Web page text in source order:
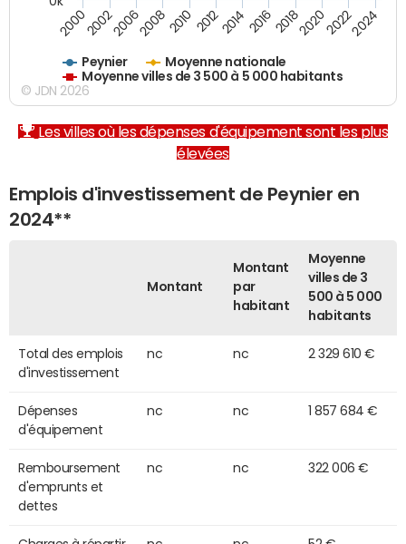
Peynier
Moyenne nationale
Moyenne villes de 3 500 à 5 000 habitants
20002002200620082010 2012201420162018202020222024
© JDN 2026
Les villes où les dépenses d'équipement sont les plus
élevées
Emplois d'investissement de Peynier en
2024**
Montant
Montant
par
habitant
Moyenne
villes de 3
500 à 5 000
habitants
Total des emplois
d'investissement
nc nc 2 329 610 €
Dépenses
d'équipement
nc nc 1 857 684 €
Remboursement
d'emprunts et
dettes
nc nc 322 006 €